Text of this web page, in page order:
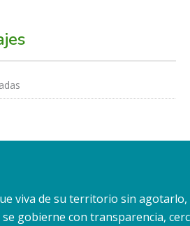
viva de su territorio sin
gobierne con transparencia,